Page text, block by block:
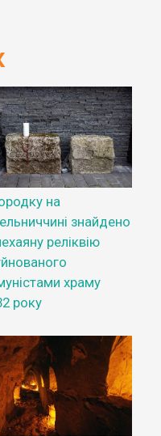
на
знайдено
реліквію
храму
року